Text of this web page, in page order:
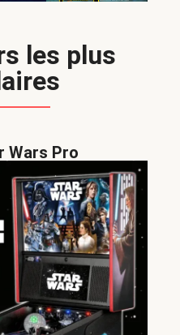
les plus
Wars Pro